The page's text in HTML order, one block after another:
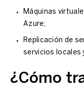
Máquinas
Azure;
Replicación de
servicios locales
¿Cómo